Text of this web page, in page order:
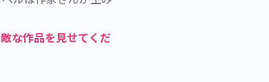
な作品を見せてくだ